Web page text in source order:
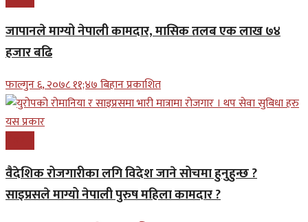
जापानले माग्यो नेपाली कामदार, मासिक तलब एक लाख ७४
हजार बढि
फाल्गुन ६, २०७८ ११;४७ बिहान प्रकाशित
वैदेशिक रोजगारीका लगि विदेश जाने सोचमा हुनुहुन्छ ?
साइप्रसले माग्यो नेपाली पुरुष महिला कामदार ?